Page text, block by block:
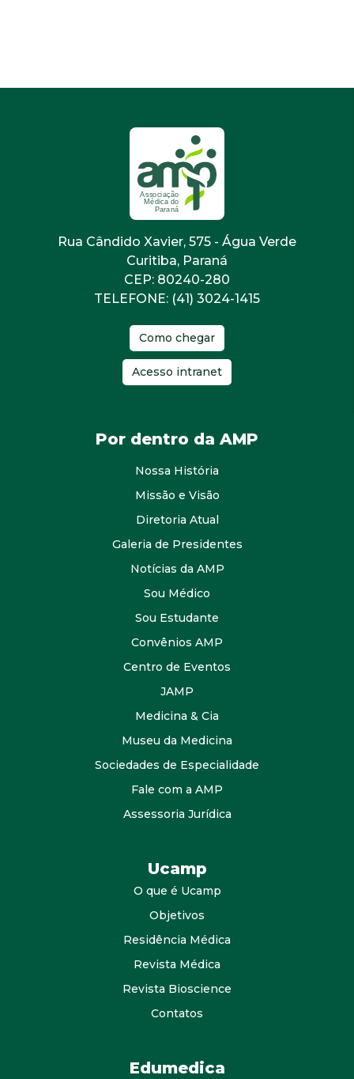
Rua Cândido Xavier, 575 - Água Verde
Curitiba, Paraná
CEP: 80240-280
TELEFONE: (41) 3024-1415
Como chegar
Acesso intranet
Por dentro da AMP
Nossa História
Missão e Visão
Diretoria Atual
Galeria de Presidentes
Notícias da AMP
Sou Médico
Sou Estudante
Convênios AMP
Centro de Eventos
JAMP
Medicina & Cia
Museu da Medicina
Sociedades de Especialidade
Fale com a AMP
Assessoria Jurídica
Ucamp
O que é Ucamp
Objetivos
Residência Médica
Revista Médica
Revista Bioscience
Contatos
Edumedica